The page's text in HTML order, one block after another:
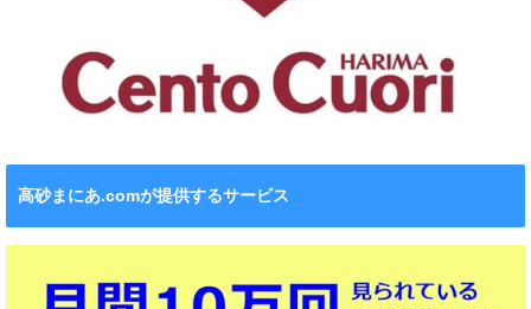
高砂まにあ.comが提供するサービス